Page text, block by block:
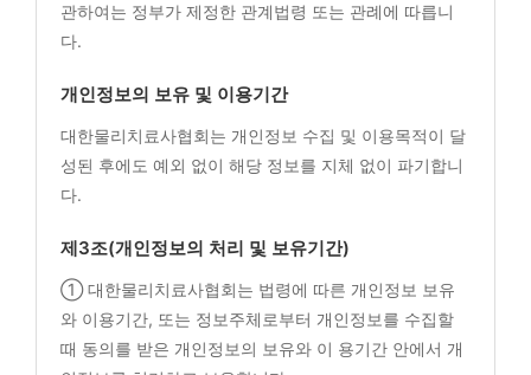
관하여는 정부가 제정한 관계법령 또는 관례에 따릅니
다.
개인정보의 보유 및 이용기간
대한물리치료사협회는 개인정보 수집 및 이용목적이 달
성된 후에도 예외 없이 해당 정보를 지체 없이 파기합니
다.
제3조(개인정보의 처리 및 보유기간)
① 대한물리치료사협회는 법령에 따른 개인정보 보유
와 이용기간, 또는 정보주체로부터 개인정보를 수집할
때 동의를 받은 개인정보의 보유와 이 용기간 안에서 개